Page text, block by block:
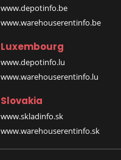
www.depotinfo.be
www.warehouserentinfo.be
Luxembourg
www.depotinfo.lu
www.warehouserentinfo.lu
Slovakia
www.skladinfo.sk
www.warehouserentinfo.sk